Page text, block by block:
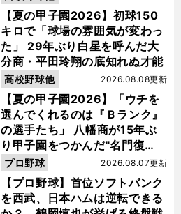
【夏の甲子園2026】初球150
キロで「球場の雰囲気が変わっ
た」 29年ぶり白星を呼んだ大
分商・平田玲翔の底知れぬ才能
【夏の甲子園2026】「ウチを
選んでくれるのは『Ｂランク』
の選手たち」 八幡商が15年ぶ
り甲子園をつかんだ"名門復
活"の舞台裏
2026.08.08更新
高校野球他
【プロ野球】首位ソフトバンク
を西武、日本ハムは逆転できる
2026.08.07更新
プロ野球